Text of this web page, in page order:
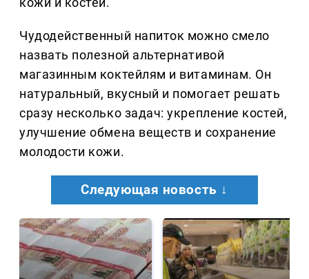
Чудодейственный напиток можно смело
назвать полезной альтернативой
магазинным коктейлям и витаминам. Он
натуральный, вкусный и помогает решать
сразу несколько задач: укрепление костей,
улучшение обмена веществ и сохранение
молодости кожи.
Следующая новость ↓